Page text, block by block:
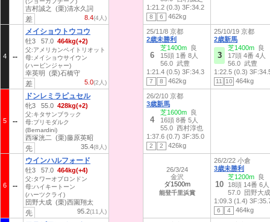
吉村誠之 (栗)清水久詞
8.4(4人)
差
4
メイショウトウコウ
牡3 57.0 464kg(+2)
父:アメリカンペイトリオット
母:メイショウサイウン
(ハービンジャー)
幸英明 (栗)石橋守
5.0(2人)
差
5
ドンレミラピュセル
牝3 55.0 428kg(+2)
父:キタサンブラック
母:プリモダルク
(Bernardini)
西塚洸二 (栗)藤原英昭
35.4(8人)
先
6
ウインハルフォード
牡3 57.0 464kg(+4)
父:タワーオブロンドン
母:ハイキートーン
(ハーツクライ)
団野大成 (栗)西園翔太
95.2(11人)
先
1:21.2 (0.3) 3F:34.2
8 6 462kg
25/11/8 京都
2歳未勝利
6
芝1400m 良
15頭 1番 8人
56.0 武豊
1:21.4 (0.5) 3F:34.3
7 8 462kg
25/10/19 京都
2歳新馬
3
芝1400m 良
17頭 4番 4人
56.0 武豊
1:22.5 (0.3)
11 10 464kg
26/2/10 京都
3歳新馬
4
芝1600m 良
16頭 8番 5人
55.0 西村淳也
1:37.6 (0.7) 3F:35.0
2 2 426kg
26/3/24
金沢
ダ1500m
能登千里浜賞
26/2/22 小倉
3歳未勝利
10
芝1200m 良
18頭 14番 6人
57.0 団野大成
1:09.3 (1.4)
6 4 464kg